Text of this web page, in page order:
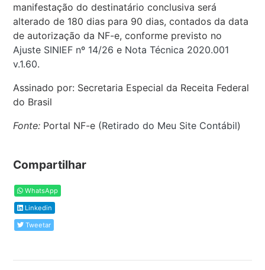
manifestação do destinatário conclusiva será
alterado de 180 dias para 90 dias, contados da data
de autorização da NF-e, conforme previsto no
Ajuste SINIEF nº 14/26 e Nota Técnica 2020.001
v.1.60.
Assinado por: Secretaria Especial da Receita Federal
do Brasil
Fonte: Portal NF-e (Retirado do Meu Site Contábil)
Compartilhar
WhatsApp
Linkedin
Tweetar